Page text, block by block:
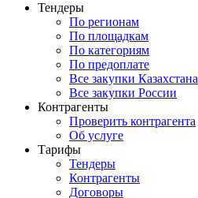
Тендеры
По регионам
По площадкам
По категориям
По предоплате
Все закупки Казахстана
Все закупки России
Контрагенты
Проверить контрагента
Об услуге
Тарифы
Тендеры
Контрагенты
Договоры